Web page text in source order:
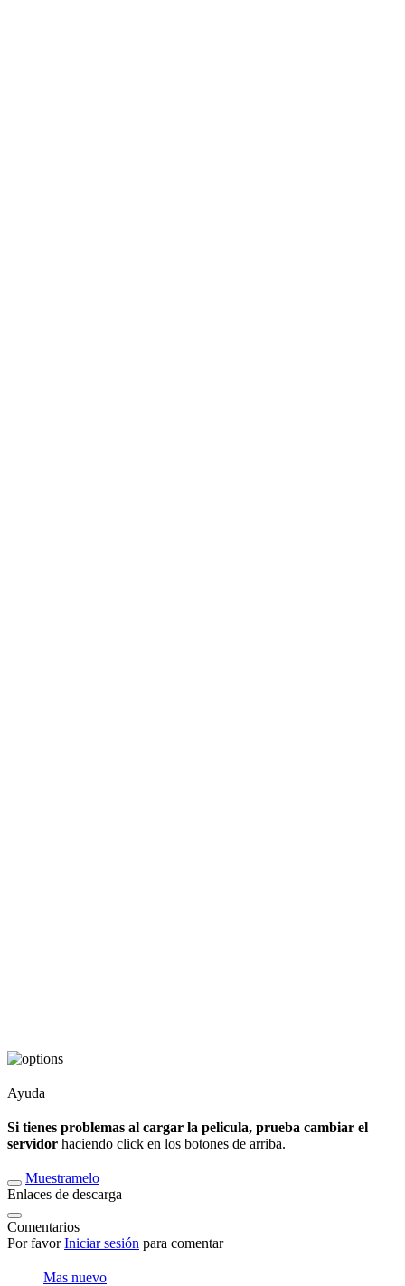
Ayuda
Si tienes problemas al cargar la pelicula, prueba cambiar el
servidor haciendo click en los botones de arriba.
Muestramelo
Enlaces de descarga
Comentarios
Por favorIniciar sesión para comentar
Mas nuevo